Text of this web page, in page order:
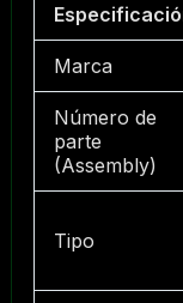
Marca
Número de
parte
(Assembly)
Tipo